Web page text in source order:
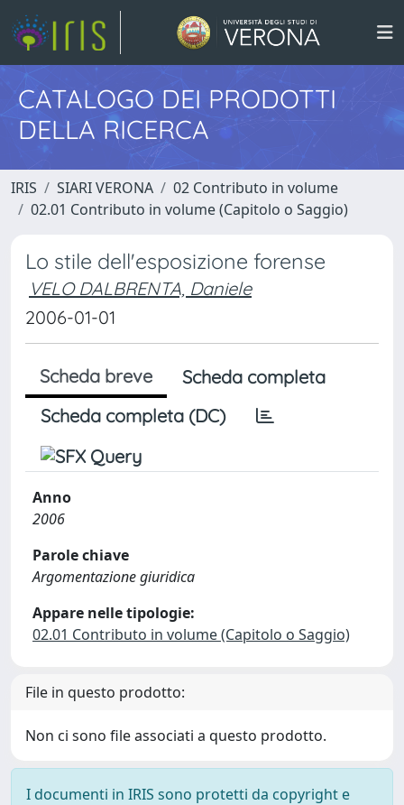
CATALOGO DEI PRODOTTI
DELLA RICERCA
IRIS SIARI VERONA
02 Contributo in volume
02.01 Contributo in volume (Capitolo o Saggio)
Lo stile dell'esposizione forense
VELO DALBRENTA, Daniele
2006-01-01
Scheda breve
Scheda completa
Scheda completa (DC)
Anno
2006
Parole chiave
Argomentazione giuridica
Appare nelle tipologie:
02.01 Contributo in volume (Capitolo o Saggio)
File in questo prodotto:
Non ci sono file associati a questo prodotto.
I documenti in IRIS sono protetti da copyright e